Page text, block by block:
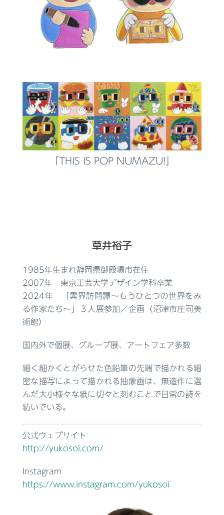
「THIS IS POP NUMAZU!」
草井裕子
1985年生まれ静岡県御殿場市在住
2007年 東京工芸大学デザイン学科卒業
2024年 「異界訪問譚～もうひとつの世界をみ
る作家たち～」３人展参加／企画（沼津市庄司美
術館）
国内外で個展、グループ展、アートフェア多数
細く細かくとがらせた色鉛筆の先端で描かれる細
密な描写によって描かれる抽象画は、無造作に選
んだ大小様々な紙に切々と刻むことで日常の詩を
紡いでいる。
公式ウェブサイト
http://yukosoi.com/
Instagram
https://www.instagram.com/yukosoi